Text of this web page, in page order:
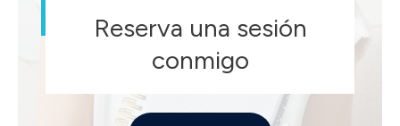
Reserva una sesión
conmigo